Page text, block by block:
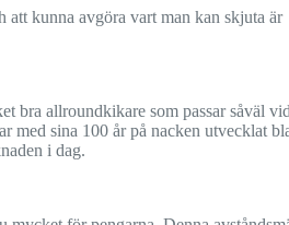
kunna avgöra vart man kan skjuta är
bra allroundkikare som passar såväl
med sina 100 år på nacken utvecklat
i dag.